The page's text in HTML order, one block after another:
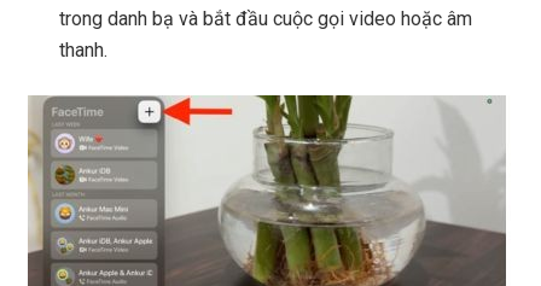
trong danh bạ và bắt đầu cuộc gọi video hoặc âm
thanh.